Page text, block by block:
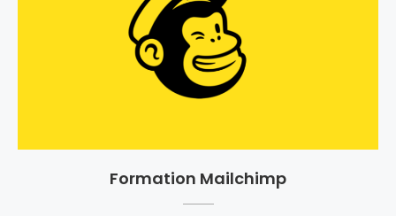
Formation Mailchimp